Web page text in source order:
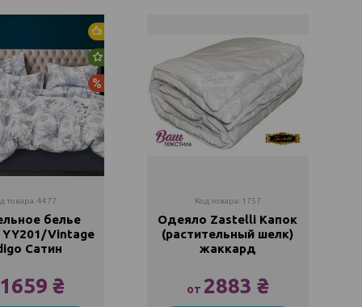
товара: 4477
белье
Vintage
Сатин
1659 ₴
Код товара: 1757
Одеяло Zastelli Капок
(растительный шелк)
жаккард
от 2883 ₴